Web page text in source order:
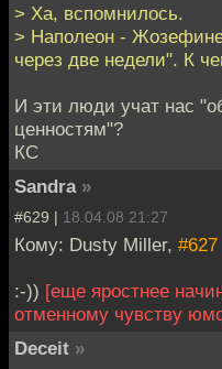
> Ха, вспомнилось.
> Наполеон -
через две недели". К
И эти люди учат нас
ценностям"?
КС
Sandra »
#629 | 18.04.08 21:27
Кому: Dusty Miller, #627
:-)) [еще яростнее
отменному чувству
Deceit »